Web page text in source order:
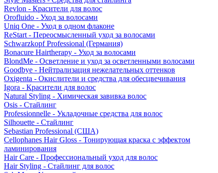
Revlon - Красители для волос
Orofluido - Уход за волосами
Uniq One - Уход в одном флаконе
ReStart - Переосмысленный уход за волосами
Schwarzkopf Professional (Германия)
Bonacure Hairtherapy - Уход за волосами
BlondMe - Осветление и уход за осветленными волосами
Goodbye - Нейтрализация нежелательных оттенков
Oxigenta - Окислители и средства для обесцвечивания
Igora - Красители для волос
Natural Styling - Химическая завивка волос
Osis - Стайлинг
Professionnelle - Укладочные средства для волос
Silhouette - Стайлинг
Sebastian Professional (США)
Cellophanes Hair Gloss - Тонирующая краска с эффектом
ламинирования
Hair Care - Профессиональный уход для волос
Hair Styling - Стайлинг для волос